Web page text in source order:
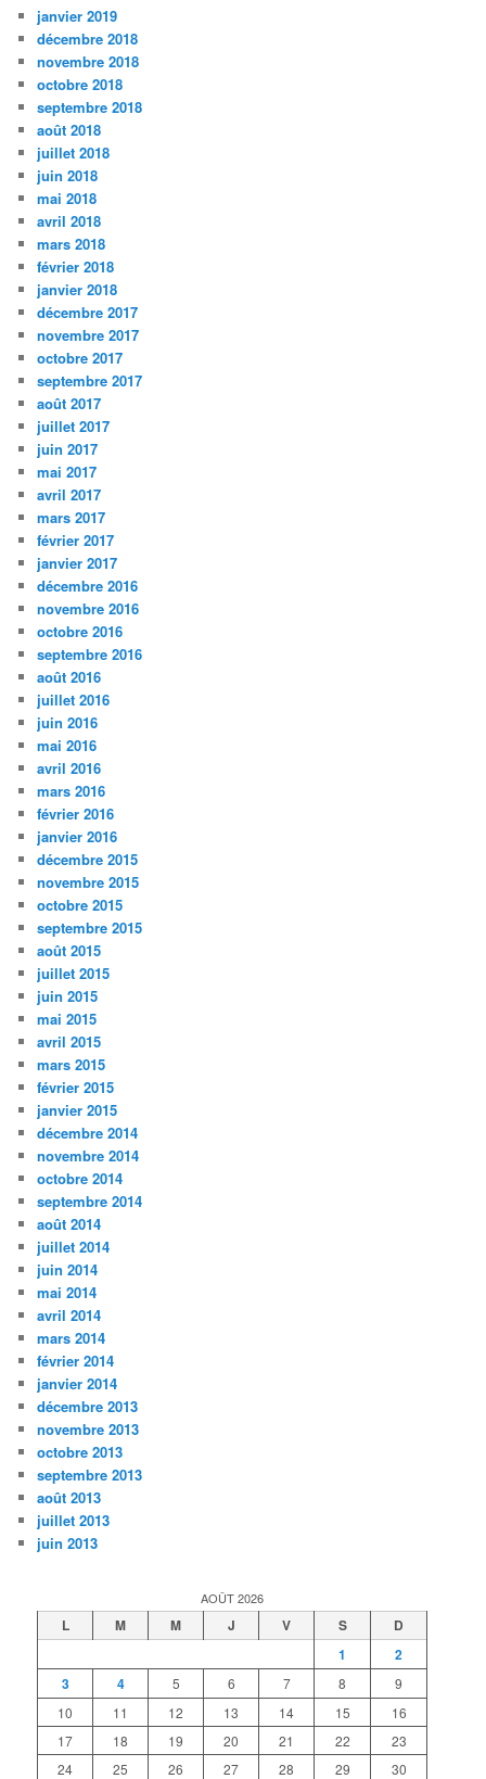
janvier 2019
décembre 2018
novembre 2018
octobre 2018
septembre 2018
août 2018
juillet 2018
juin 2018
mai 2018
avril 2018
mars 2018
février 2018
janvier 2018
décembre 2017
novembre 2017
octobre 2017
septembre 2017
août 2017
juillet 2017
juin 2017
mai 2017
avril 2017
mars 2017
février 2017
janvier 2017
décembre 2016
novembre 2016
octobre 2016
septembre 2016
août 2016
juillet 2016
juin 2016
mai 2016
avril 2016
mars 2016
février 2016
janvier 2016
décembre 2015
novembre 2015
octobre 2015
septembre 2015
août 2015
juillet 2015
juin 2015
mai 2015
avril 2015
mars 2015
février 2015
janvier 2015
décembre 2014
novembre 2014
octobre 2014
septembre 2014
août 2014
juillet 2014
juin 2014
mai 2014
avril 2014
mars 2014
février 2014
janvier 2014
décembre 2013
novembre 2013
octobre 2013
septembre 2013
août 2013
juillet 2013
juin 2013
AOÛT 2026
L M M J V S
D
1
2
3
4 5 6 7 8
9
10
11 12 13 14 15
16
17
18 19 20 21 22
23
24
25 26 27 28 29 30